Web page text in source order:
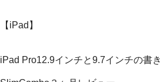
【iPad】
iPad Pro12.9インチと9.7インチの書